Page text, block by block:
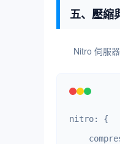
五、壓縮
Nitro 伺服
nitro: {